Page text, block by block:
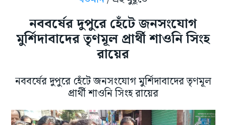
নববর্ষের দুপুরে হেঁটে জনসংযোগ
মুর্শিদাবাদের তৃণমূল প্রার্থী শাওনি সিংহ
রায়ের
নববর্ষের দুপুরে হেঁটে জনসংযোগ মুর্শিদাবাদের তৃণমূল
প্রার্থী শাওনি সিংহ রায়ের